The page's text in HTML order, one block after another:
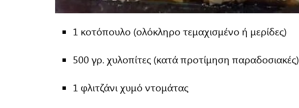
1 κοτόπουλο (ολόκληρο τεμαχισμένο ή μερίδες)
500 γρ. χυλοπίτες (κατά προτίμηση παραδοσιακές)
1 φλιτζάνι χυμό ντομάτας